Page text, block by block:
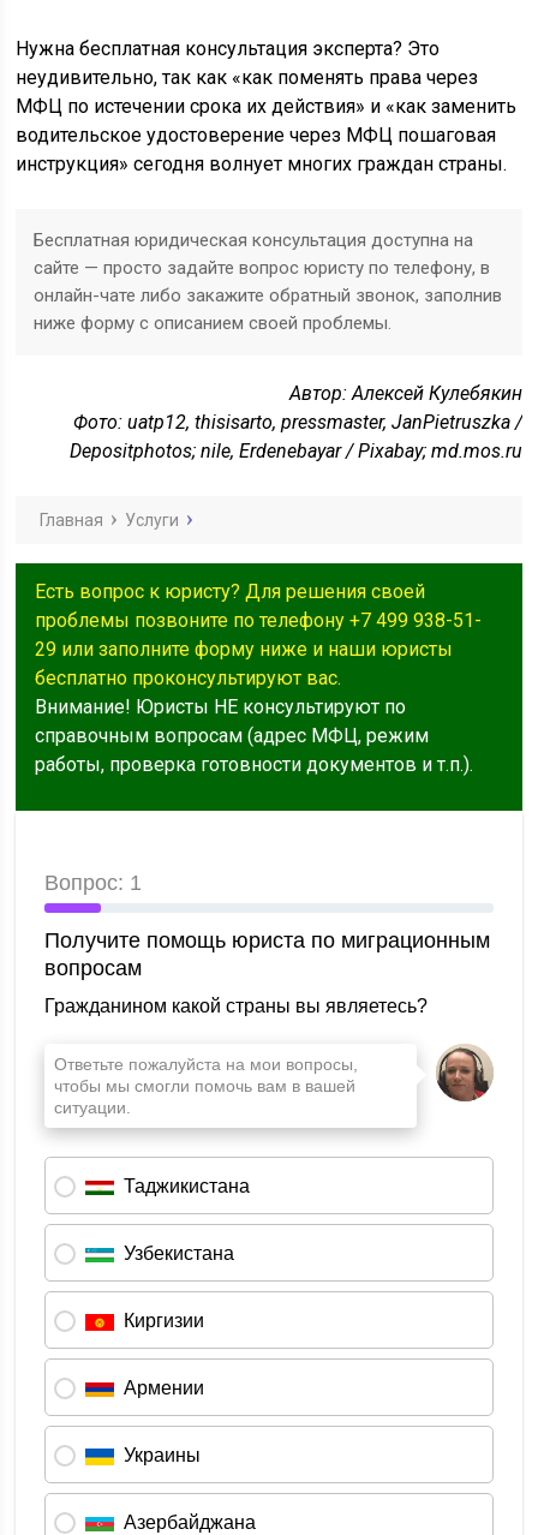
Нужна бесплатная консультация эксперта? Это
неудивительно, так как «как поменять права через
МФЦ по истечении срока их действия» и «как заменить
водительское удостоверение через МФЦ пошаговая
инструкция» сегодня волнует многих граждан страны.
Бесплатная юридическая консультация доступна на
сайте — просто задайте вопрос юристу по телефону, в
онлайн-чате либо закажите обратный звонок, заполнив
ниже форму с описанием своей проблемы.
Автор: Алексей Кулебякин
Фото: uatp12, thisisarto, pressmaster, JanPietruszka /
Depositphotos; nile, Erdenebayar / Pixabay; md.mos.ru
Главная Услуги
Есть вопрос к юристу? Для решения своей
проблемы позвоните по телефону +7 499 938-51-
29 или заполните форму ниже и наши юристы
бесплатно проконсультируют вас.
Внимание! Юристы НЕ консультируют по
справочным вопросам (адрес МФЦ, режим
работы, проверка готовности документов и т.п.).